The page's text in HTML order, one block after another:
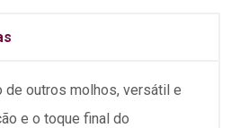
de outros molhos, versátil e
e o toque final do